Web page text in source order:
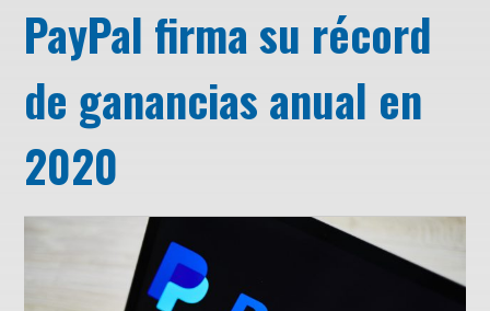
PayPal firma su récord
de ganancias anual en
2020